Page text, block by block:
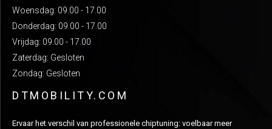
Woensdag: 09.00 - 17.00
Donderdag: 09.00 - 17.00
Vrijdag: 09.00 - 17.00
Zaterdag: Gesloten
Zondag: Gesloten
DTMOBILITY.COM
Ervaar het verschil van professionele chiptuning: voelbaar meer